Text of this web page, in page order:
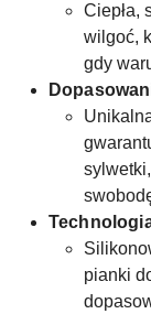
Ciepła,
wilgoć,
gdy
pianki